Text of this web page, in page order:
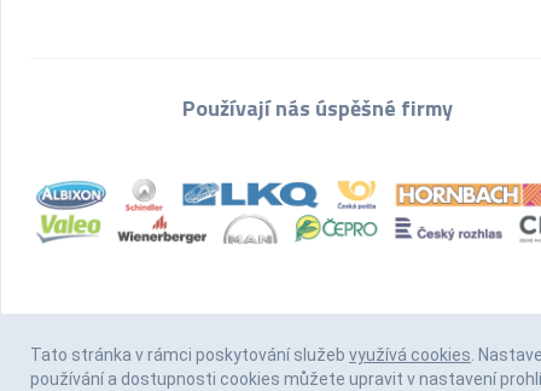
Používají nás úspěšné firmy
Tato stránka v rámci poskytování služeb využívá cookies.
používání a dostupnosti cookies můžete upravit v nastavení